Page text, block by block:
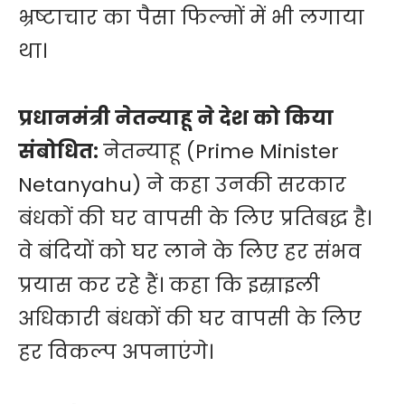
भ्रष्टाचार का पैसा फिल्मों में भी लगाया
था।
प्रधानमंत्री नेतन्याहू ने देश को किया
संबोधित:नेतन्याहू (Prime Minister
Netanyahu) ने कहा उनकी सरकार
बंधकों की घर वापसी के लिए प्रतिबद्ध है।
वे बंदियों को घर लाने के लिए हर संभव
प्रयास कर रहे हैं। कहा कि इस्राइली
अधिकारी बंधकों की घर वापसी के लिए
हर विकल्प अपनाएंगे।